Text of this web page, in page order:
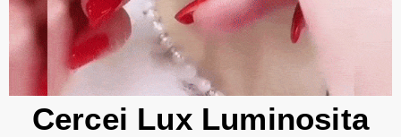
Cercei Lux Luminosita